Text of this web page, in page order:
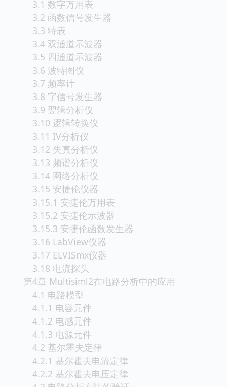
3.1 数字万用表
3.2 函数信号发生器
3.3 特表
3.4 双通道示波器
3.5 四通道示波器
3.6 波特图仪
3.7 频率计
3.8 字信号发生器
3.9 翌辑分析仪
3.10 逻辑转换仪
3.11 IV分析仪
3.12 失真分析仪
3.13 频谱分析仪
3.14 网络分析仪
3.15 安捷伦仪器
3.15.1 安捷伦万用表
3.15.2 安捷伦示波器
3.15.3 安捷伦函数发生器
3.16 LabView仪器
3.17 ELVISmx仪器
3.18 电流探头
第4章 Multisiml2在电路分析中的应用
4.1 电路模型
4.1.1 电容元件
4.1.2 电感元件
4.1.3 电源元件
4.2 基尔霍夫定律
4.2.1 基尔霍夫电流定律
4.2.2 基尔霍夫电压定律